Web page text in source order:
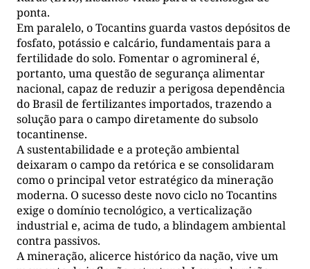
ponta.
Em paralelo, o Tocantins guarda vastos depósitos de
fosfato, potássio e calcário, fundamentais para a
fertilidade do solo. Fomentar o agromineral é,
portanto, uma questão de segurança alimentar
nacional, capaz de reduzir a perigosa dependência
do Brasil de fertilizantes importados, trazendo a
solução para o campo diretamente do subsolo
tocantinense.
A sustentabilidade e a proteção ambiental
deixaram o campo da retórica e se consolidaram
como o principal vetor estratégico da mineração
moderna. O sucesso deste novo ciclo no Tocantins
exige o domínio tecnológico, a verticalização
industrial e, acima de tudo, a blindagem ambiental
contra passivos.
A mineração, alicerce histórico da nação, vive um